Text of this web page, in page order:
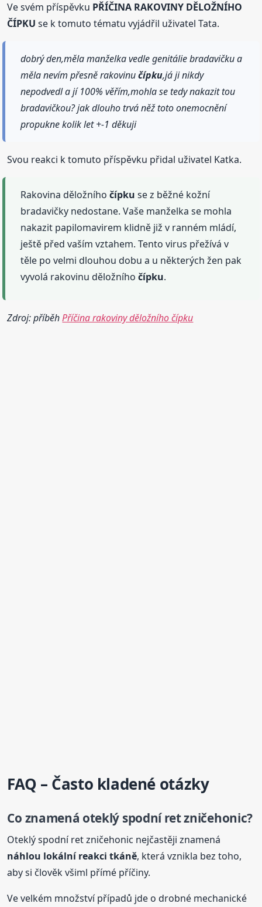
Ve svém příspěvku PŘÍČINA RAKOVINY DĚLOŽNÍHO
ČÍPKU se k tomuto tématu vyjádřil uživatel Tata.
dobrý den,měla manželka vedle genitálie bradavičku a
měla nevím přesně rakovinučípku,já ji nikdy
nepodvedl a jí 100% věřím,mohla se tedy nakazit tou
bradavičkou? jak dlouho trvá něž toto onemocnění
propukne kolik let +-1 děkuji
Svou reakci k tomuto příspěvku přidal uživatel Katka.
Rakovina děložníhočípku se z běžné kožní
bradavičky nedostane. Vaše manželka se mohla
nakazit papilomavirem klidně již v ranném mládí,
ještě před vaším vztahem. Tento virus přežívá v
těle po velmi dlouhou dobu a u některých žen pak
vyvolá rakovinu děložníhočípku.
Zdroj: příběhPříčina rakoviny děložního čípku
FAQ – Často kladené otázky
Co znamená oteklý spodní ret zničehonic?
Oteklý spodní ret zničehonic nejčastěji znamená
náhlou lokální reakci tkáně, která vznikla bez toho,
aby si člověk všiml přímé příčiny.
Ve velkém množství případů jde o drobné mechanické